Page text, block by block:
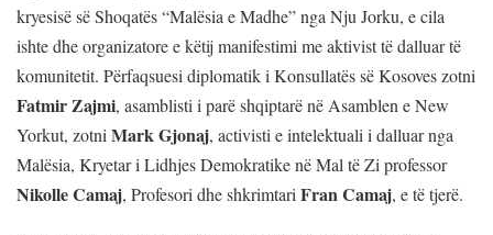
kryesisë së Shoqatës “Malësia e Madhe” nga Nju Jorku, e cila
ishte dhe organizatore e këtij manifestimi me aktivist të dalluar të
komunitetit. Përfaqsuesi diplomatik i Konsullatës së Kosoves zotni
Fatmir Zajmi, asamblisti i parë shqiptarë në Asamblen e New
Yorkut, zotni Mark Gjonaj, activisti e intelektuali i dalluar nga
Malësia, Kryetar i Lidhjes Demokratike në Mal të Zi professor
Nikolle Camaj, Profesori dhe shkrimtari Fran Camaj, e të tjerë.